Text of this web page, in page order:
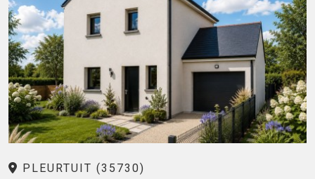
PLEURTUIT (35730)